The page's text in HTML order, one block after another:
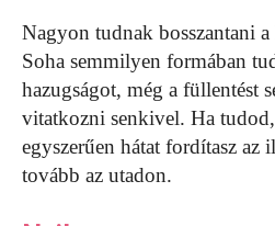
Nagyon tudnak bosszantani a
Soha semmilyen formában
hazugságot, még a füllentést
vitatkozni senkivel. Ha
egyszerűen hátat fordítasz az
tovább az utadon.